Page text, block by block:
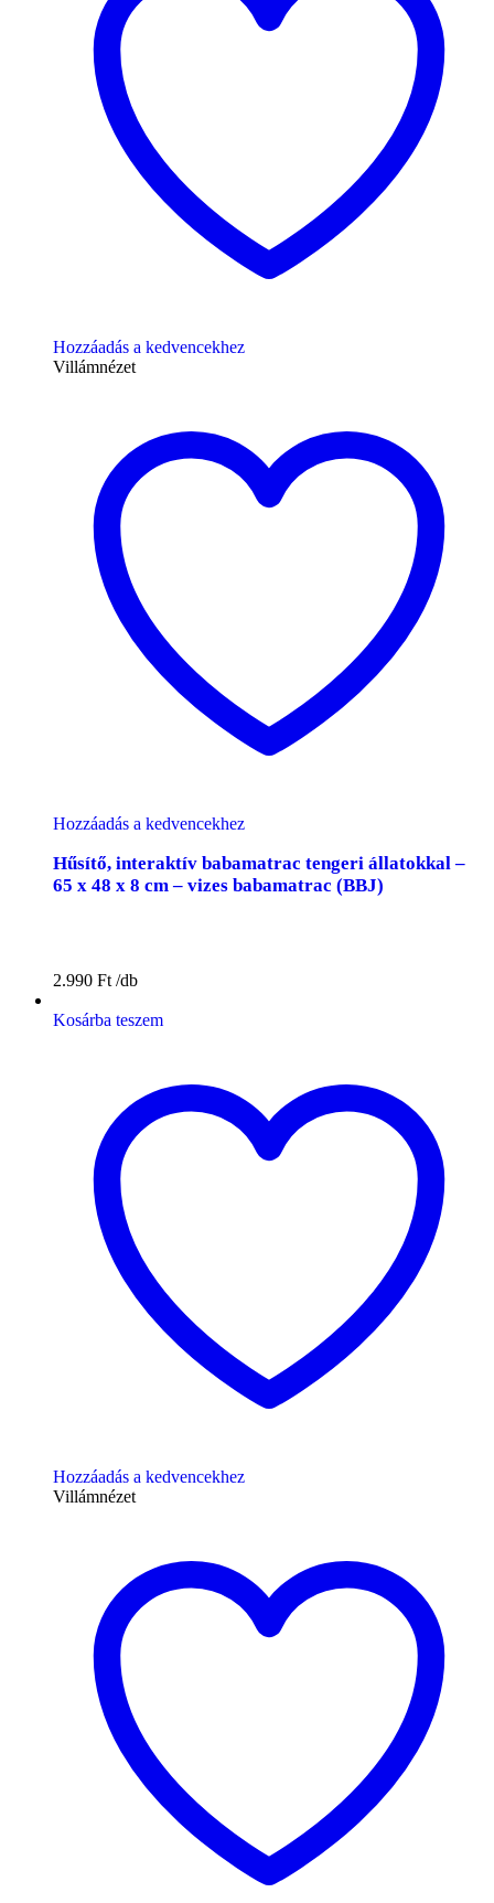
Hozzáadás a kedvencekhez
Villámnézet
Hozzáadás a kedvencekhez
Hűsítő, interaktív babamatrac tengeri állatokkal –
65 x 48 x 8 cm – vizes babamatrac (BBJ)
2.990 Ft
Kosárba teszem
Hozzáadás a kedvencekhez
Villámnézet